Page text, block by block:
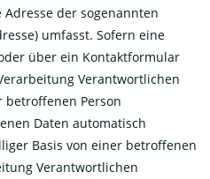
der sogenannten
umfasst. Sofern eine
über ein Kontaktformular
Verantwortlichen
Person
Daten automatisch
Basis von einer betroffenen
Verantwortlichen